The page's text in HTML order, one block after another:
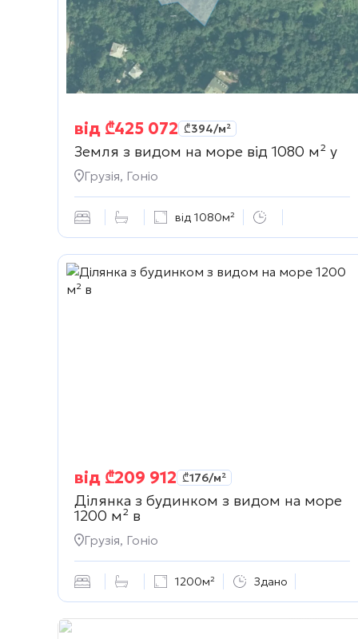
від ₾425 072 ₾394/м²
Земля з видом на море від 1080 м² у
Грузія, Гоніо
від 1080м²
від ₾209 912 ₾176/м²
Ділянка з будинком з видом на море
1200 м² в
Грузія, Гоніо
1200м² Здано